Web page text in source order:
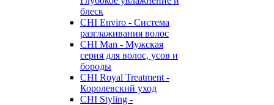
блеск
CHI Enviro - Система
разглаживания волос
CHI Man - Мужская
серия для волос, усов и
бороды
CHI Royal Treatment -
Королевский уход
CHI Styling -